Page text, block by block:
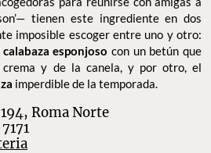
tienen este ingrediente en dos
imposible escoger entre uno y otro:
esponjoso con un betún que
y de la canela, y por otro, el
imperdible de la temporada.
Roma Norte